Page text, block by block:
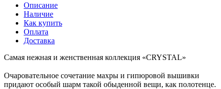
Описание
Наличие
Как купить
Оплата
Доставка
Самая нежная и женственная коллекция «CRYSTAL»
Очаровательное сочетание махры и гипюровой вышивки
придают особый шарм такой обыденной вещи, как полотенце.